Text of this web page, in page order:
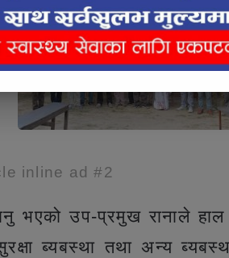
inline ad #2
भएको उप-प्रमुख रानाले
ब्यबस्था तथा अन्य